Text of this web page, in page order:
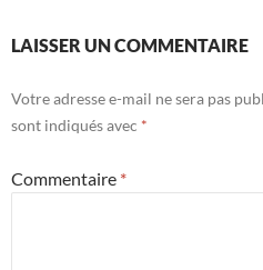
LAISSER UN COMMENTAIRE
Votre adresse e-mail ne sera pas
sont indiqués avec *
Commentaire *